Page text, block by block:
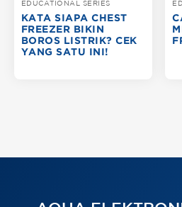
EDUCATIONAL SERIES
KATA SIAPA CHEST
FREEZER BIKIN
BOROS LISTRIK? CEK
YANG SATU INI!